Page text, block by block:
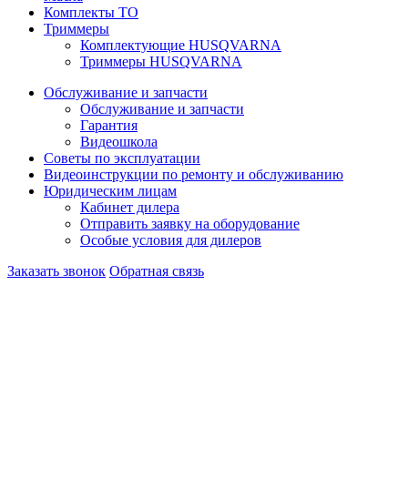
Комплекты ТО
Триммеры
Комплектующие HUSQVARNA
Триммеры HUSQVARNA
Обслуживание и запчасти
Обслуживание и запчасти
Гарантия
Видеошкола
Советы по эксплуатации
Видеоинструкции по ремонту и обслуживанию
Юридическим лицам
Кабинет дилера
Отправить заявку на оборудование
Особые условия для дилеров
Заказать звонок Обратная связь